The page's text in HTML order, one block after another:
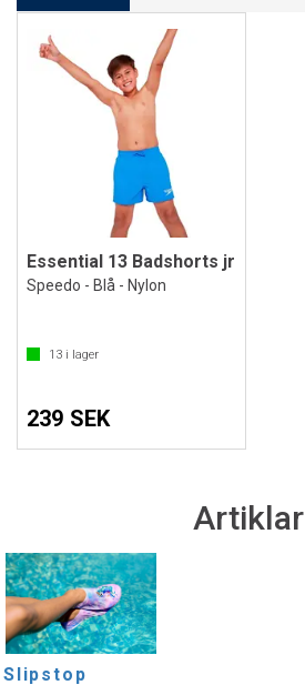
Essential 13 Badshorts jr
Speedo - Blå - Nylon
13 i lager
239 SEK
Artiklar
Slipstop